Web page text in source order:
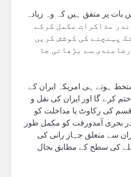
بات پر متفق ہیں کہ وہ زیادہ
دن کے اندر مذاکرات مکمل کرکے
پہنچنے کی کوشش کریں
سے بڑھائی جا
ہوتے ہی امریکہ ایران کے
کرے گا اور ایران کی نقل و
کی رکاوٹ یا مداخلت کو
دن کے اندر بحری آمدورفت کو مکمل طور
سے متعلق جہاز رانی کی
کی سطح کے مطابق بحال